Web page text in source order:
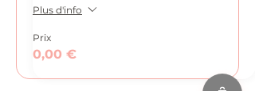
Plus d'info
Prix
0,00 €